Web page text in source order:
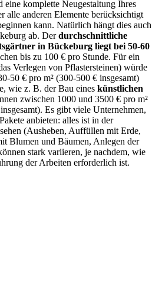
eine komplette Neugestaltung Ihres
alle anderen Elemente berücksichtigt
kann. Natürlich hängt dies auch
ab. Derdurchschnittliche
in Bückeburg liegt bei 50-60
bis zu 100 € pro Stunde. Für ein
Verlegen von Pflastersteinen) würde
50 € pro m² (300-500 € insgesamt)
wie z. B. der Bau eines künstlichen
zwischen 1000 und 3500 € pro m²
Es gibt viele Unternehmen,
anbieten: alles ist in der
(Ausheben, Auffüllen mit Erde,
Blumen und Bäumen, Anlegen der
stark variieren, je nachdem, wie
der Arbeiten erforderlich ist.